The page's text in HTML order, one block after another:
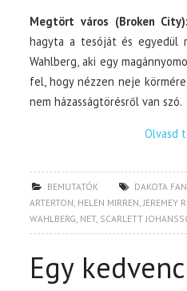
Megtört város (Broken City):
hagyta a tesóját és egyedül
Wahlberg, aki egy
fel, hogy nézzen neje
nem házasságtörésről van szó.
Olvasd
BEMUTATÓK DAKOTA
ARTERTON, HELEN MIRREN,JEREMEY
WAHLBERG, NET, SCARLETT
Egy